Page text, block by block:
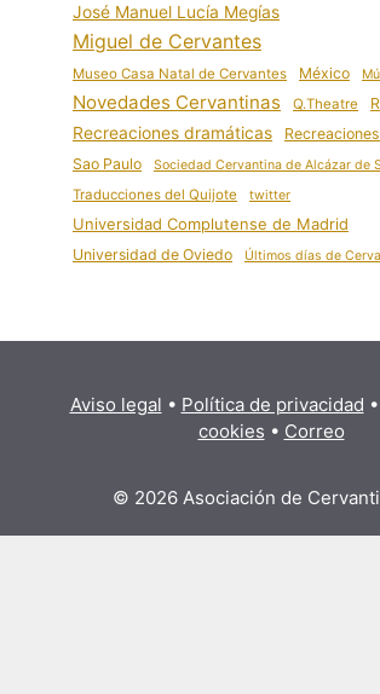
José Manuel Lucía Megías
Miguel de Cervantes
Museo Casa Natal de Cervantes México
Novedades Cervantinas Q.Theatre
Recreaciones dramáticas
Sao Paulo
Sociedad Cervantina de Alcázar de
Traducciones del Quijote twitter
Universidad Complutense de Madrid
Universidad de Oviedo Últimos días de
Aviso legal • Política de privacidad •
cookies • Correo
© 2026 Asociación de